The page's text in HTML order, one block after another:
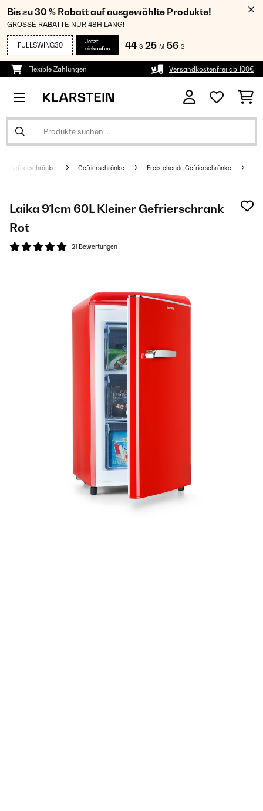
Bis zu 30 % Rabatt auf ausgewählte Produkte!
GROSSE RABATTE NUR 48H LANG!
FULLSWING30
Jetzt
einkaufen
44 S 25 M 55 S
Flexible Zahlungen Versandkostenfrei ab 100€
& Gefrierschränke Gefrierschränke Freistehende Gefrierschränke
Laika 91cm 60L Kleiner Gefrierschrank
Rot
21 Bewertungen